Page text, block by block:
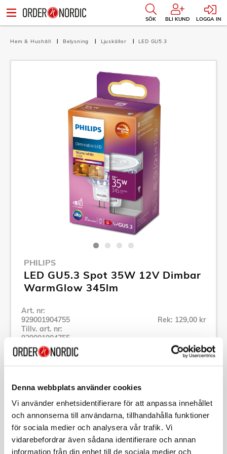
Denna webbplats använder cookies
Vi använder enhetsidentifierare för att anpassa innehållet
och annonserna till användarna, tillhandahålla funktioner
för sociala medier och analysera vår trafik. Vi
vidarebefordrar även sådana identifierare och annan
information från din enhet till de sociala medier och
SÖK BLI KUND LOGGA IN
Hem & Hushåll Belysning Ljuskällor LED GU5.3
PHILIPS
LED GU5.3 Spot 35W 12V Dimbar
WarmGlow 345lm
Art. nr:
929001904755
Tillv. art. nr:
929001904755
Rek: 129,00 kr
Se alla produkter inom Philips
Specifikation
Beskrivning
Art. nr:929001904755